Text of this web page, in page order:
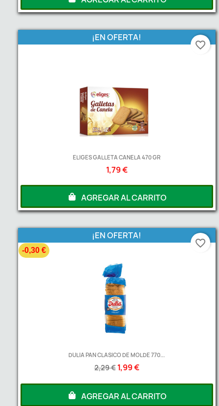
ELIGES GALLETA CANELA 470 GR
1,79 €
¡EN OFERTA!
AGREGAR AL CARRITO
favorite_border
DULIA PAN CLASICO DE MOLDE 770...
2,29 € 1,99 €
¡EN OFERTA!
-0,30 €
AGREGAR AL CARRITO
favorite_border